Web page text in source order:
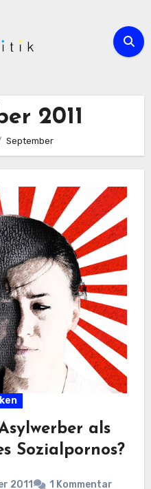
2011
September
als
Sozialpornos?
2011 1 Kommentar